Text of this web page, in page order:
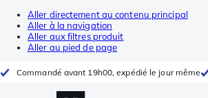
Aller directement au contenu principal
Aller à la navigation
Aller aux filtres produit
Aller au pied de page
Commandé avant 19h00, expédié le jour même